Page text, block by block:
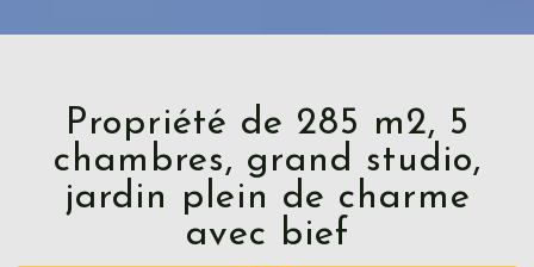
Propriété de 285 m2, 5
chambres, grand studio,
jardin plein de charme
avec bief